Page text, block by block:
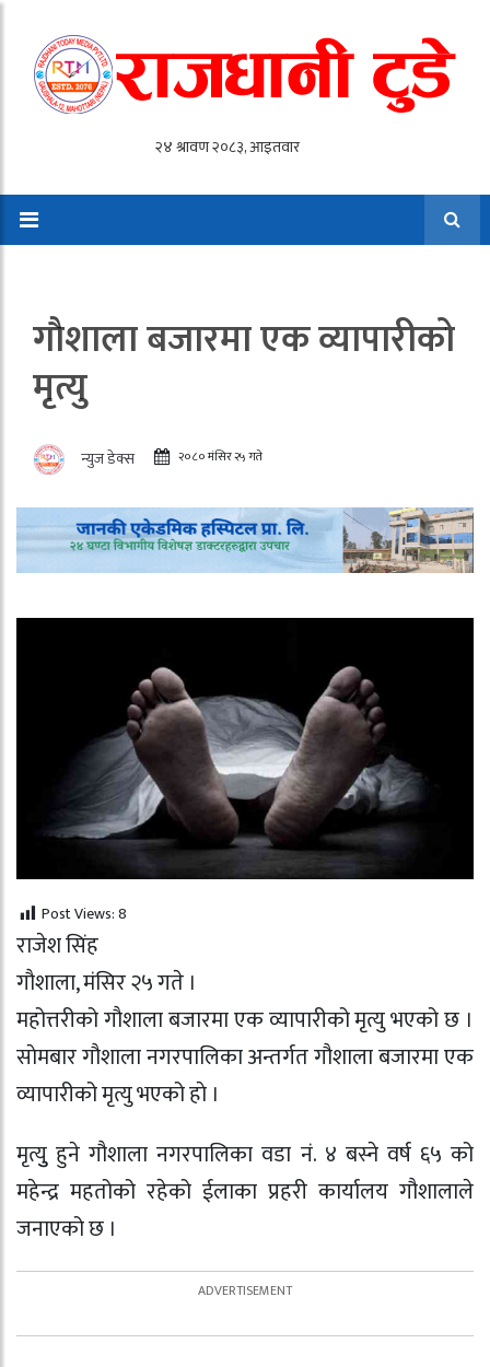
गाैशाला बजारमा एक व्यापारीको
मृत्यु
न्युज डेक्स २०८० मंसिर २५ गते
Post Views:8
राजेश सिंह
गाैशाला, मंसिर २५ गते ।
महोत्तरीको गाैशाला बजारमा एक व्यापारीको मृत्यु भएको छ ।
साेमबार गौशाला नगरपालिका अन्तर्गत गौशाला बजारमा एक
व्यापारीको मृत्यु भएको हाे ।
मृत्युु हुने गौशाला नगरपालिका वडा नं. ४ बस्ने वर्ष ६५ को
महेन्द्र महतोको रहेको ईलाका प्रहरी कार्यालय गौशालाले
जनाएको छ ।